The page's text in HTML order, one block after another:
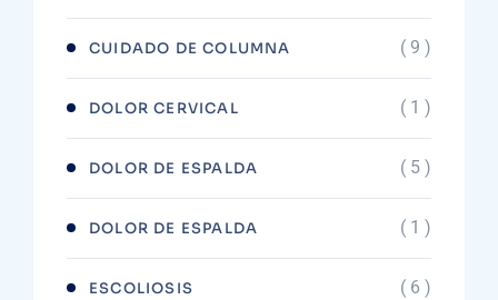
CUIDADO DE COLUMNA ( 9 )
DOLOR CERVICAL ( 1 )
DOLOR DE ESPALDA ( 5 )
DOLOR DE ESPALDA ( 1 )
ESCOLIOSIS ( 6 )